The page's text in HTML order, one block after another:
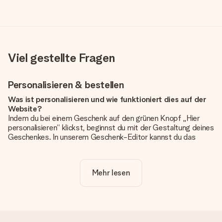
Viel gestellte Fragen
Personalisieren & bestellen
Was ist personalisieren und wie funktioniert dies auf der
Website?
Indem du bei einem Geschenk auf den grünen Knopf „Hier
personalisieren“ klickst, beginnst du mit der Gestaltung deines
Geschenkes. In unserem Geschenk-Editor kannst du das
noch eines unserer angebotenen Designs, um deinem
Geschenk die perfekte Ausstrahlung zu verleihen.
Mehr lesen